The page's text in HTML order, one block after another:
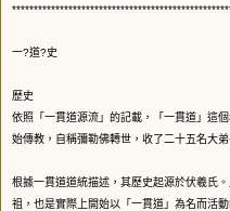
一?道?史
歷史
依照「一貫道源流」的記載，「一貫道」這
始傳教，自稱彌勒佛轉世，收了二十五名大
根據一貫道道統描述，其歷史起源於伏羲氏
祖，也是實際上開始以「一貫道」為名而活